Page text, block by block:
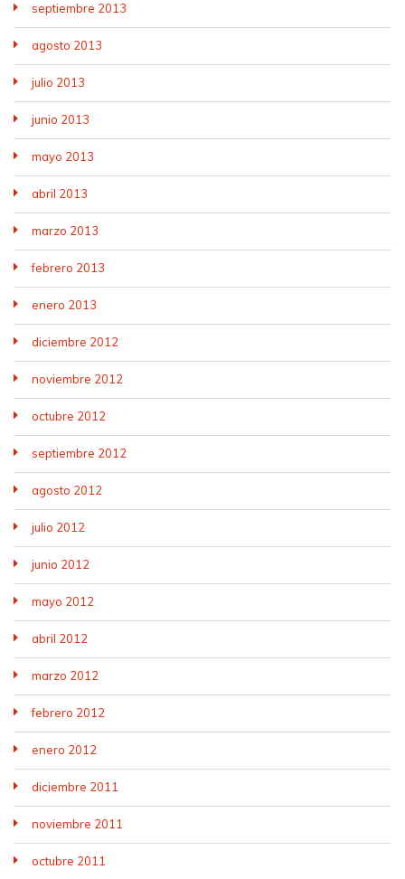
septiembre 2013
agosto 2013
julio 2013
junio 2013
mayo 2013
abril 2013
marzo 2013
febrero 2013
enero 2013
diciembre 2012
noviembre 2012
octubre 2012
septiembre 2012
agosto 2012
julio 2012
junio 2012
mayo 2012
abril 2012
marzo 2012
febrero 2012
enero 2012
diciembre 2011
noviembre 2011
octubre 2011